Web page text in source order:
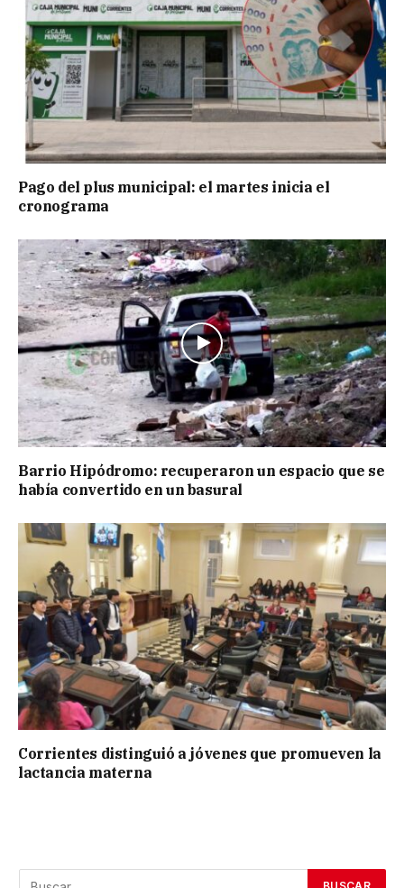
Pago del plus municipal: el martes inicia el
cronograma
Barrio Hipódromo: recuperaron un espacio que se
había convertido en un basural
Corrientes distinguió a jóvenes que promueven la
lactancia materna